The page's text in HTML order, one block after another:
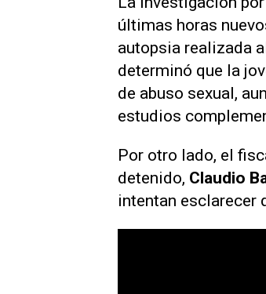
últimas horas
autopsia realizada
determinó que la
de abuso sexual,
estudios
Por otro lado, el
detenido, Claudio
intentan esclarecer